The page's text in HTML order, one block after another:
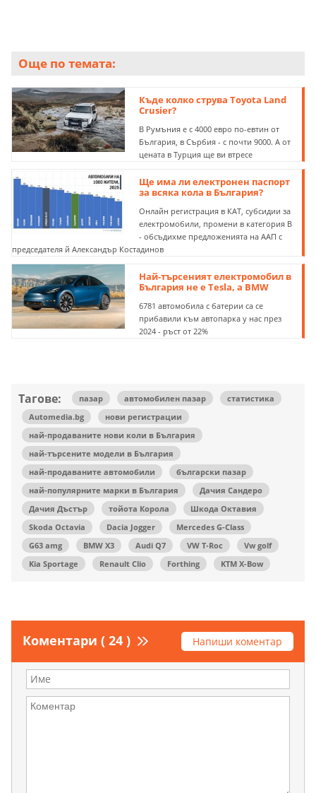
Още по темата:
Къде колко струва Toyota Land
Crusier?
В Румъния е с 4000 евро по-евтин от
България, в Сърбия - с почти 9000. А от
цената в Турция ще ви втресе
Ще има ли електронен паспорт
за всяка кола в България?
Онлайн регистрация в КАТ, субсидии за
електромобили, промени в категория В
- обсъдихме предложенията на ААП с
председателя й Александър Костадинов
Най-търсеният електромобил в
България не е Tesla, а BMW
6781 автомобила с батерии са се
прибавили към автопарка у нас през
2024 - ръст от 22%
Тагове: пазар автомобилен пазар
статистика
Automedia.bg
нови регистрации
най-продаваните нови коли в България
най-търсените модели в България
най-продаваните автомобили
български пазар
най-популярните марки в България
Дачия Сандеро
Дачия Дъстър
тойота Корола
Шкода Октавия
Skoda Octavia
Dacia Jogger
Mercedes G-Class
G63 amg
BMW X3 Audi Q7 VW T-Roc
Vw golf
Kia Sportage
Renault Clio Forthing KTM X-Bow
Коментари ( 24 ) Напиши коментар